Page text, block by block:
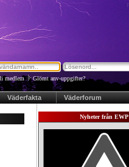
medlem| Glömt anv-uppgifter?
Väderfakta Väderforum
Nyheter från EWP